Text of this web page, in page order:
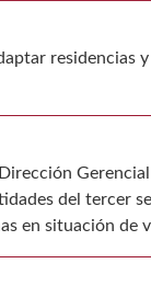
residencias
del tercer
en situación de